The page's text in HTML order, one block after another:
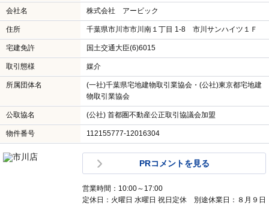
会社名 株式会社 アービック
住所 千葉県市川市市川南１丁目 1-8 市川サンハイツ１Ｆ
宅建免許 国土交通大臣(6)6015
取引態様 媒介
所属団体名
(一社)千葉県宅地建物取引業協会・(公社)東京都宅地建
物取引業協会
公取協名 (公社) 首都圏不動産公正取引協議会加盟
物件番号 112155777-12016304
PRコメントを見る
営業時間：10:00～17:00
定休日：火曜日 水曜日 祝日定休 別途休業日：８月９日